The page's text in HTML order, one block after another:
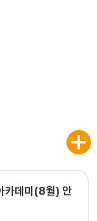
카데미(8월) 안